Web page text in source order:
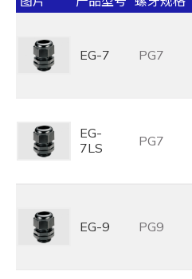
EG-7 PG7
EG-
7LS
PG7
EG-9 PG9